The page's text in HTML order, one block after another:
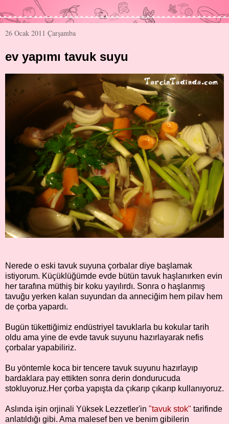
26 Ocak 2011 Çarşamba
ev yapımı tavuk suyu
Nerede o eski tavuk suyuna çorbalar diye başlamak
istiyorum. Küçüklüğümde evde bütün tavuk haşlanırken evin
her tarafına müthiş bir koku yayılırdı. Sonra o haşlanmış
tavuğu yerken kalan suyundan da anneciğim hem pilav hem
de çorba yapardı.
Bugün tükettiğimiz endüstriyel tavuklarla bu kokular tarih
oldu ama yine de evde tavuk suyunu hazırlayarak nefis
çorbalar yapabiliriz.
Bu yöntemle koca bir tencere tavuk suyunu hazırlayıp
bardaklara pay ettikten sonra derin dondurucuda
stokluyoruz.Her çorba yapışta da çıkarıp çıkarıp kullanıyoruz.
Aslında işin orjinali Yüksek Lezzetler'in "tavuk stok" tarifinde
anlatıldığı gibi. Ama malesef ben ve benim gibilerin